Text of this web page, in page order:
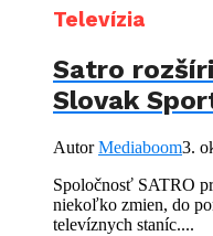
Televízia
Satro
Slovak
AutorMediaboom3.
Spoločnosť SATRO
niekoľko zmien, do
televíznych staníc....